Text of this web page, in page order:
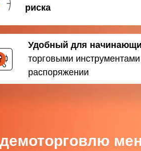
риска
Удобный для
торговыми
распоряжении